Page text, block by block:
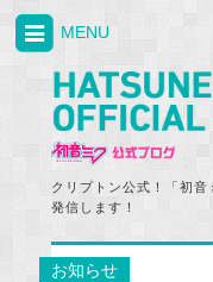
クリプトン公式！「初
発信します！
MENU
お知らせ